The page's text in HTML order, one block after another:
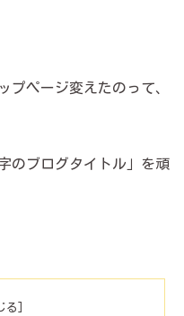
プページ変えたのって、
のブログタイトル」を頑